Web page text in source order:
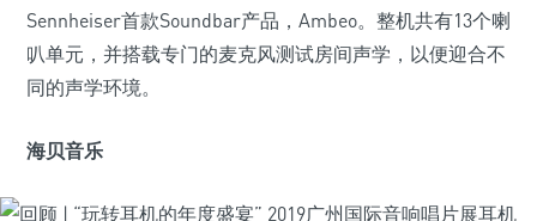
Sennheiser首款Soundbar产品，Ambeo。整机共有13个喇
叭单元，并搭载专门的麦克风测试房间声学，以便迎合不
同的声学环境。
海贝音乐